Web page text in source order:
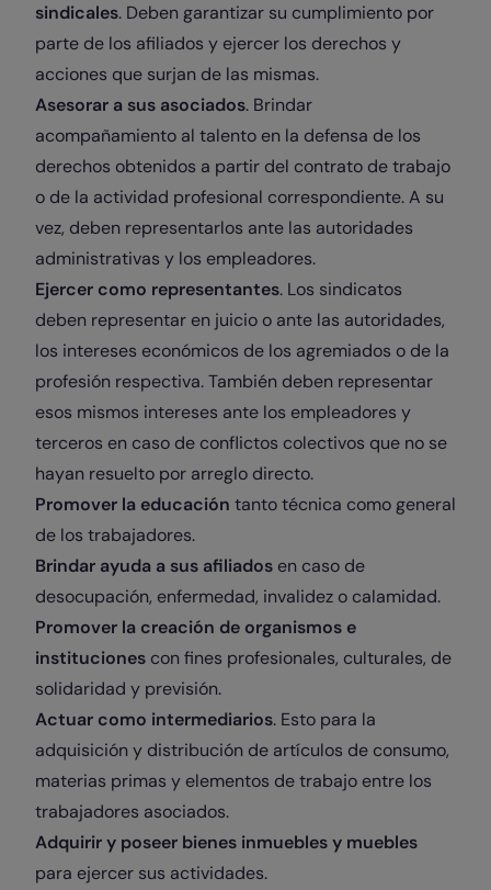
sindicales. Deben garantizar su cumplimiento por
parte de los afiliados y ejercer los derechos y
acciones que surjan de las mismas.
Asesorar a sus asociados. Brindar
acompañamiento al talento en la defensa de los
derechos obtenidos a partir del contrato de trabajo
o de la actividad profesional correspondiente. A su
vez, deben representarlos ante las autoridades
administrativas y los empleadores.
Ejercer como representantes. Los sindicatos
deben representar en juicio o ante las autoridades,
los intereses económicos de los agremiados o de la
profesión respectiva. También deben representar
esos mismos intereses ante los empleadores y
terceros en caso de conflictos colectivos que no se
hayan resuelto por arreglo directo.
Promover la educación tanto técnica como general
de los trabajadores.
Brindar ayuda a sus afiliados en caso de
desocupación, enfermedad, invalidez o calamidad.
Promover la creación de organismos e
instituciones con fines profesionales, culturales, de
solidaridad y previsión.
Actuar como intermediarios. Esto para la
adquisición y distribución de artículos de consumo,
materias primas y elementos de trabajo entre los
trabajadores asociados.
Adquirir y poseer bienes inmuebles y muebles
para ejercer sus actividades.